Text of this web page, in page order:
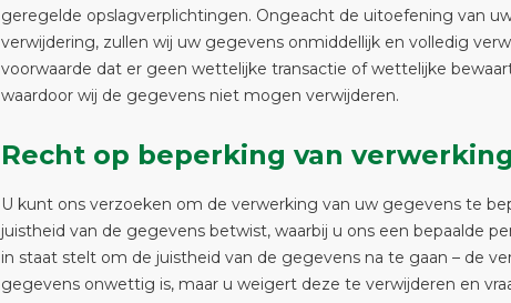
geregelde opslagverplichtingen. Ongeacht de uitoefening van
verwijdering, zullen wij uw gegevens onmiddellijk en volledig
voorwaarde dat er geen wettelijke transactie of wettelijke
waardoor wij de gegevens niet mogen verwijderen.
Recht op beperking van
U kunt ons verzoeken om de verwerking van uw gegevens te
juistheid van de gegevens betwist, waarbij u ons een bepaalde
in staat stelt om de juistheid van de gegevens na te gaan – de
gegevens onwettig is, maar u weigert deze te verwijderen en